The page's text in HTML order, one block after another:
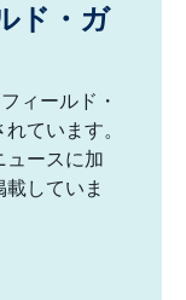
ド・ガ
ィールド・
ています。
ュースに加
していま